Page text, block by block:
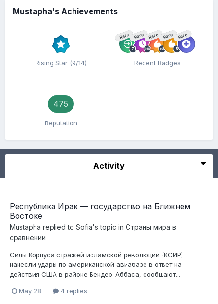
Mustapha's Achievements
Rising Star (9/14)
Rare Rare Rare Rare Rare
Recent Badges
475
Reputation
Activity
Республика Ирак — государство на Ближнем
Востоке
Mustapha replied to Sofia's topic in Страны мира в
сравнении
Силы Корпуса стражей исламской революции (КСИР)
нанесли удары по американской авиабазе в ответ на
действия США в районе Бендер-Аббаса, сообщают...
May 28 4 replies